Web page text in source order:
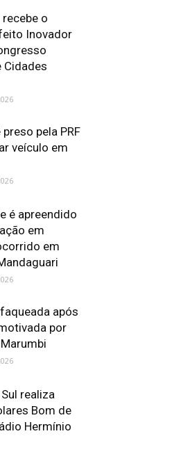
o
Inovador
Cidades
pela PRF
veículo em
é apreendido
em
em
após
por
realiza
Bom de
Hermínio